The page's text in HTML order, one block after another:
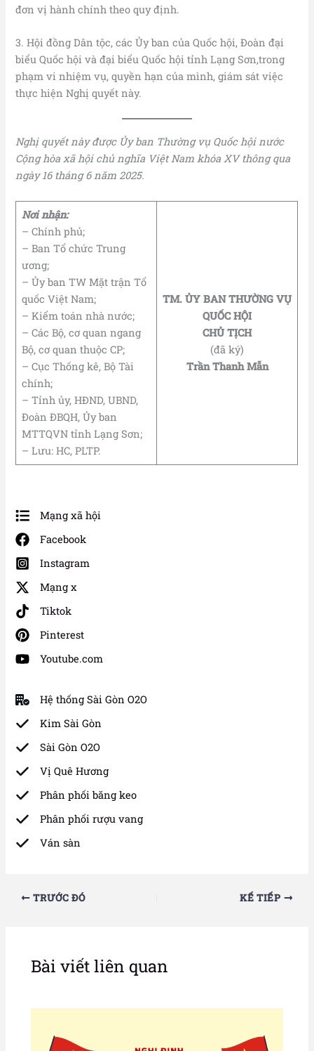
đơn vị hành chính theo quy định.
3. Hội đồng Dân tộc, các Ủy ban của Quốc hội, Đoàn đại
biểu Quốc hội và đại biểu Quốc hội tỉnh Lạng Sơn,trong
phạm vi nhiệm vụ, quyền hạn của mình, giám sát việc
thực hiện Nghị quyết này.
Nghị quyết này được Ủy ban Thường vụ Quốc hội nước
Cộng hòa xã hội chủ nghĩa Việt Nam khóa XV thông qua
ngày 16 tháng 6 năm 2025.
Nơi nhận:
– Chính phủ;
– Ban Tổ chức Trung
ương;
– Ủy ban TW Mặt trận Tổ
quốc Việt Nam;
– Kiểm toán nhà nước;
– Các Bộ, cơ quan ngang
Bộ, cơ quan thuộc CP;
– Cục Thống kê, Bộ Tài
chính;
– Tỉnh ủy, HĐND, UBND,
Đoàn ĐBQH, Ủy ban
MTTQVN tỉnh Lạng Sơn;
– Lưu: HC, PLTP.
TM. ỦY BAN THƯỜNG VỤ
QUỐC HỘI
CHỦ TỊCH
(đã ký)
Trần Thanh Mẫn
Mạng xã hội
Facebook
Instagram
Mạng x
Tiktok
Pinterest
Youtube.com
Hệ thống Sài Gòn O2O
Kim Sài Gòn
Sài Gòn O2O
Vị Quê Hương
Phân phối băng keo
Phân phối rượu vang
Ván sàn
TRƯỚC ĐÓ KẾ TIẾP
Bài viết liên quan